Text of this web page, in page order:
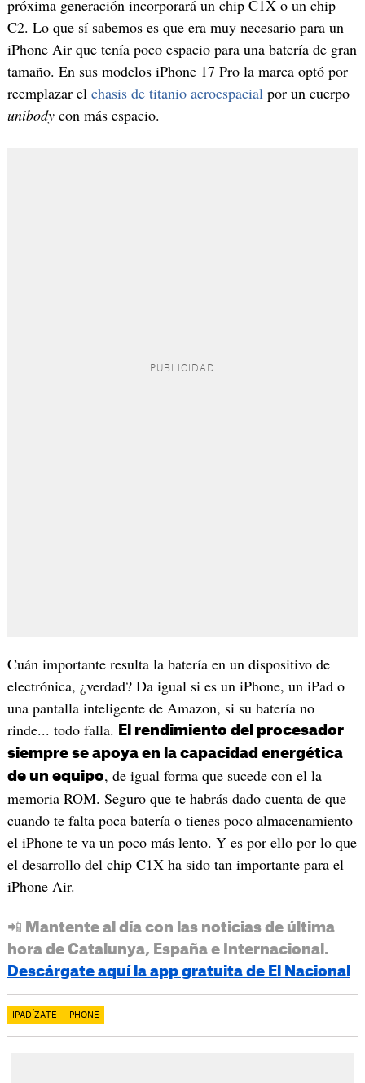
próxima generación incorporará un chip C1X o un chip
C2. Lo que sí sabemos es que era muy necesario para un
iPhone Air que tenía poco espacio para una batería de gran
tamaño. En sus modelos iPhone 17 Pro la marca optó por
reemplazar el chasis de titanio aeroespacialpor un cuerpo
unibodycon más espacio.
Cuán importante resulta la batería en un dispositivo de
electrónica, ¿verdad? Da igual si es un iPhone, un iPad o
una pantalla inteligente de Amazon, si su batería no
rinde... todo falla.
El rendimiento del procesador
siempre se apoya en la capacidad energética
de un equipo, de igual forma que sucede con el la
memoria ROM. Seguro que te habrás dado cuenta de que
cuando te falta poca batería o tienes poco almacenamiento
el iPhone te va un poco más lento. Y es por ello por lo que
el desarrollo del chip C1X ha sido tan importante para el
iPhone Air.
📲 Mantente al día con las noticias de última
hora de Catalunya, España e Internacional.
Descárgate aquí la app gratuita de El Nacional
IPADÍZATE IPHONE